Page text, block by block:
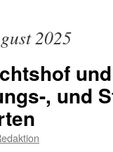
2025
, und